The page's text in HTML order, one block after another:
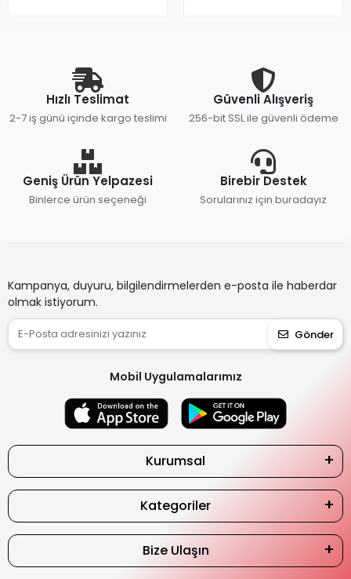
Hızlı Teslimat
2-7 iş günü içinde kargo teslimi
Güvenli Alışveriş
256-bit SSL ile güvenli ödeme
Geniş Ürün Yelpazesi
Binlerce ürün seçeneği
Birebir Destek
Sorularınız için buradayız
Kampanya, duyuru, bilgilendirmelerden e-posta ile haberdar
olmak istiyorum.
Gönder
Mobil Uygulamalarımız
Kurumsal
Kategoriler
Bize Ulaşın